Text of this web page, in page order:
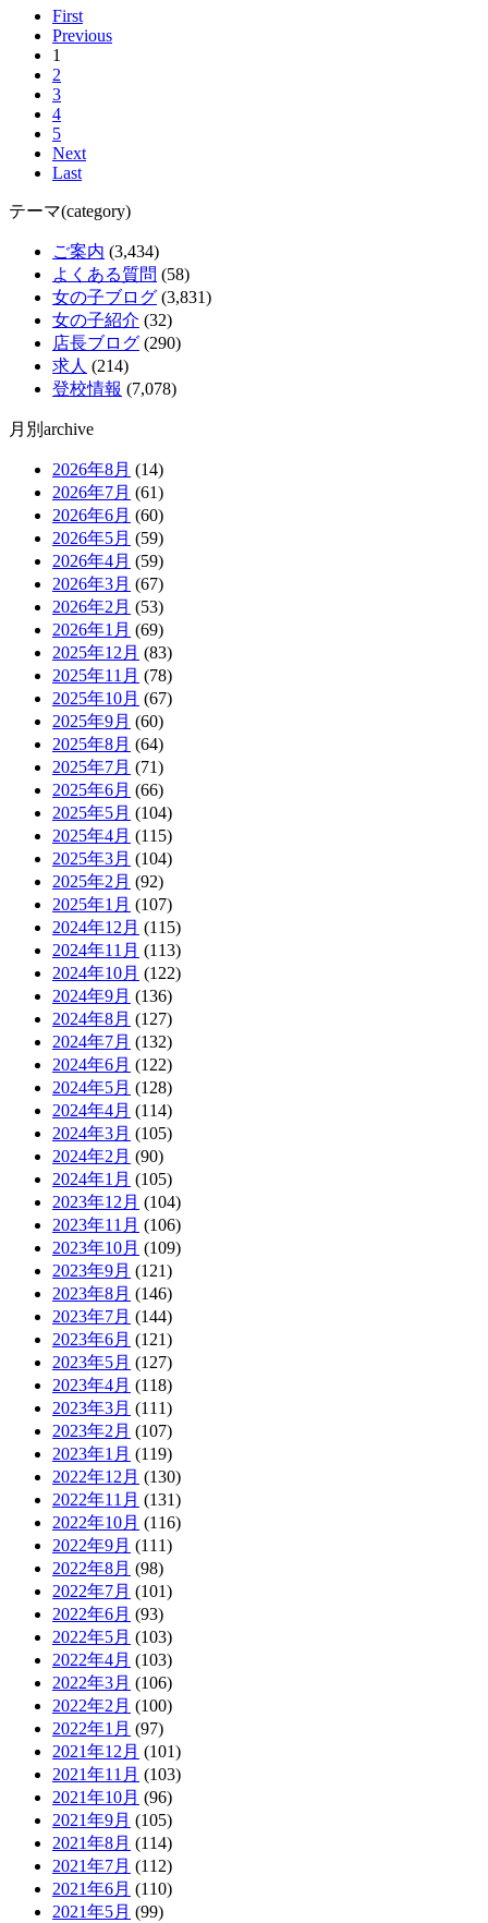
First
Previous
1
2
3
4
5
Next
Last
テーマ(category)
ご案内 (3,434)
よくある質問 (58)
女の子ブログ (3,831)
女の子紹介 (32)
店長ブログ (290)
求人 (214)
登校情報 (7,078)
月別archive
2026年8月 (14)
2026年7月 (61)
2026年6月 (60)
2026年5月 (59)
2026年4月 (59)
2026年3月 (67)
2026年2月 (53)
2026年1月 (69)
2025年12月 (83)
2025年11月 (78)
2025年10月 (67)
2025年9月 (60)
2025年8月 (64)
2025年7月 (71)
2025年6月 (66)
2025年5月 (104)
2025年4月 (115)
2025年3月 (104)
2025年2月 (92)
2025年1月 (107)
2024年12月 (115)
2024年11月 (113)
2024年10月 (122)
2024年9月 (136)
2024年8月 (127)
2024年7月 (132)
2024年6月 (122)
2024年5月 (128)
2024年4月 (114)
2024年3月 (105)
2024年2月 (90)
2024年1月 (105)
2023年12月 (104)
2023年11月 (106)
2023年10月 (109)
2023年9月 (121)
2023年8月 (146)
2023年7月 (144)
2023年6月 (121)
2023年5月 (127)
2023年4月 (118)
2023年3月 (111)
2023年2月 (107)
2023年1月 (119)
2022年12月 (130)
2022年11月 (131)
2022年10月 (116)
2022年9月 (111)
2022年8月 (98)
2022年7月 (101)
2022年6月 (93)
2022年5月 (103)
2022年4月 (103)
2022年3月 (106)
2022年2月 (100)
2022年1月 (97)
2021年12月 (101)
2021年11月 (103)
2021年10月 (96)
2021年9月 (105)
2021年8月 (114)
2021年7月 (112)
2021年6月 (110)
2021年5月 (99)